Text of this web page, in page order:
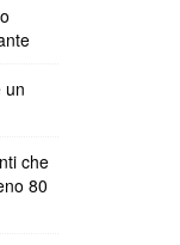
un
che
80